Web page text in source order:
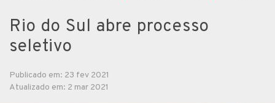
Rio do Sul abre processo
seletivo
Publicado em: 23 fev 2021
Atualizado em: 2 mar 2021